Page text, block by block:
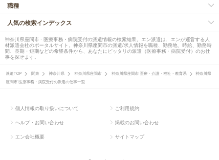
職種
人気の検索インデックス
神奈川県座間市 - 医療事務・病院受付の派遣情報の検索結果。エン派遣は、エンが運営する人
材派遣会社のポータルサイト。神奈川県座間市の派遣/求人情報を職種、勤務地、時給、勤務時
間、長期・短期などの希望条件から、あなたにピッタリの派遣（医療事務・病院受付）のお仕
事を探せます。
派遣TOP 関東 神奈川県 神奈川県座間市 神奈川県座間市 医療・介護・福祉・教育系
神奈川県
座間市 医療事務・病院受付の派遣の仕事一覧
個人情報の取り扱いについて ご利用規約
ヘルプ・お問い合わせ 掲載のお問い合わせ
エン会社概要 サイトマップ